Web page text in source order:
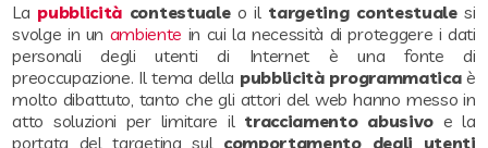
La pubblicità contestualeo il targeting contestualesi
svolge in un ambiente in cui la necessità di proteggere i dati
personali degli utenti di Internet è una fonte di
preoccupazione. Il tema della pubblicità programmaticaè
molto dibattuto, tanto che gli attori del web hanno messo in
atto soluzioni per limitare il tracciamento abusivoe la
portata del targeting sul comportamento degli utenti